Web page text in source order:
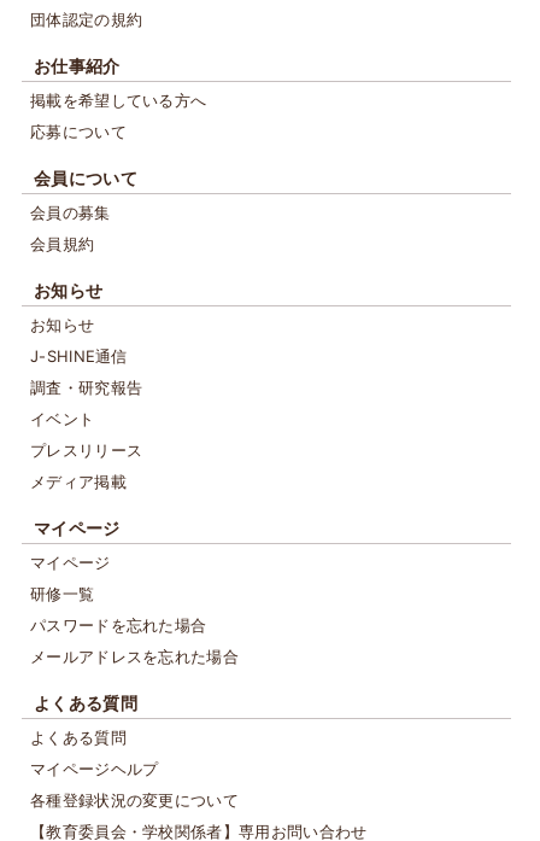
団体認定の規約
お仕事紹介
掲載を希望している方へ
応募について
会員について
会員の募集
会員規約
お知らせ
お知らせ
J-SHINE通信
調査・研究報告
イベント
プレスリリース
メディア掲載
マイページ
マイページ
研修一覧
パスワードを忘れた場合
メールアドレスを忘れた場合
よくある質問
よくある質問
マイページヘルプ
各種登録状況の変更について
【教育委員会・学校関係者】専用お問い合わせ